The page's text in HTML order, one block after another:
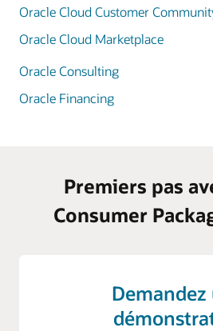
Oracle Cloud Customer
Oracle Cloud Marketplace
Oracle Consulting
Oracle Financing
Premiers pas
Consumer
Demandez